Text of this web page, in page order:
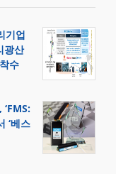
기업
광산
수
‘베스